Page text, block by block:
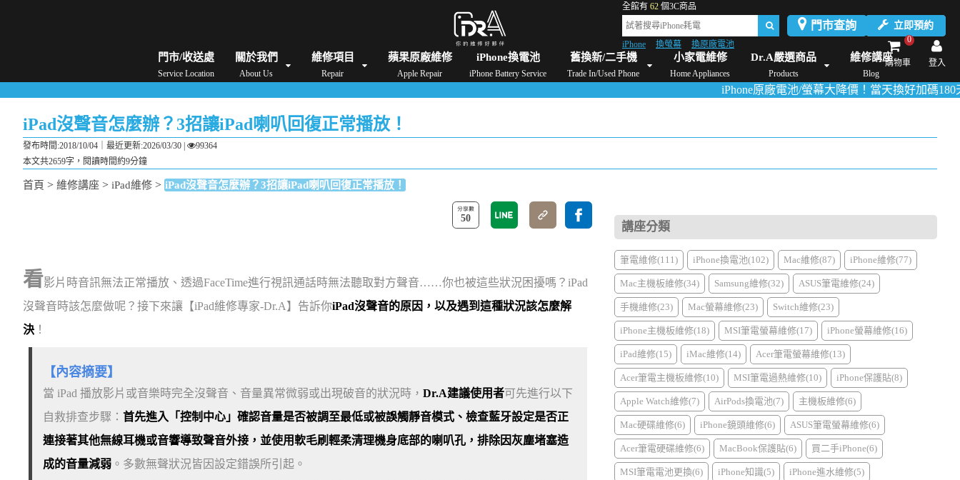
門市查詢 立即預約
全館有 62 個3C商品
iPhone 換螢幕
換原廠電池
登入
0
購物車
門市/收送處
Service Location
關於我們
About Us
維修項目
Repair
蘋果原廠維修
Apple Repair
iPhone換電池
iPhone Battery Service
舊換新/二手機
Trade In/Used Phone
小家電維修
Home Appliances
Dr.A嚴選商品
Products
維修講座
Blog
Android手機維修/價格 MacBook維修/價格 iPad維修/價格 Switch維修/價格 Apple Watch維修/價格 AirPods維修/價格 Dyson維修/價格 Mac Mini維修/價格 iMac維修/價格 Xbox維修/價格 伊萊
iPhone原廠電池/螢幕大降價！當天換好加碼180天保固
iPad沒聲音怎麼辦？3招讓iPad喇叭回復正常播放！
發布時間:2018/10/04｜ 最近更新:2026/03/30
99364
本文共2659字，閱讀時間約9分鐘
首頁 > 維修講座 > iPad維修 > iPad沒聲音怎麼辦？3招讓iPad喇叭回復正常播放！
50
看影片時音訊無法正常播放、透過FaceTime進行視訊通話時無法聽取對方聲音……你也被這些狀況困擾嗎？iPad
沒聲音時該怎麼做呢？接下來讓【iPad維修專家-Dr.A】告訴你iPad沒聲音的原因，以及遇到這種狀況該怎麼解
決 ！
【內容摘要】
當 iPad 播放影片或音樂時完全沒聲音、音量異常微弱或出現破音的狀況時， Dr.A建議使用者可先進行以下
自救排查步驟： 首先進入「控制中心」確認音量是否被調至最低或被誤觸靜音模式、檢查藍牙設定是否正
連接著其他無線耳機或音響導致聲音外接，並使用軟毛刷輕柔清理機身底部的喇叭孔，排除因灰塵堵塞造
成的音量減弱。多數無聲狀況皆因設定錯誤所引起。
講座分類
筆電維修(111) iPhone換電池(102) Mac維修(87) iPhone維修(77)
Mac主機板維修(34) Samsung維修(32) ASUS筆電維修(24)
手機維修(23) Mac螢幕維修(23) Switch維修(23)
iPhone主機板維修(18) MSI筆電螢幕維修(17) iPhone螢幕維修(16)
iPad維修(15) iMac維修(14) Acer筆電螢幕維修(13)
Acer筆電主機板維修(10) MSI筆電過熱維修(10) iPhone保護貼(8)
Apple Watch維修(7) AirPods換電池(7) 主機板維修(6)
Mac硬碟維修(6) iPhone鏡頭維修(6) ASUS筆電螢幕維修(6)
Acer筆電硬碟維修(6) MacBook保護貼(6) 買二手iPhone(6)
MSI筆電電池更換(6) iPhone知識(5) iPhone進水維修(5)